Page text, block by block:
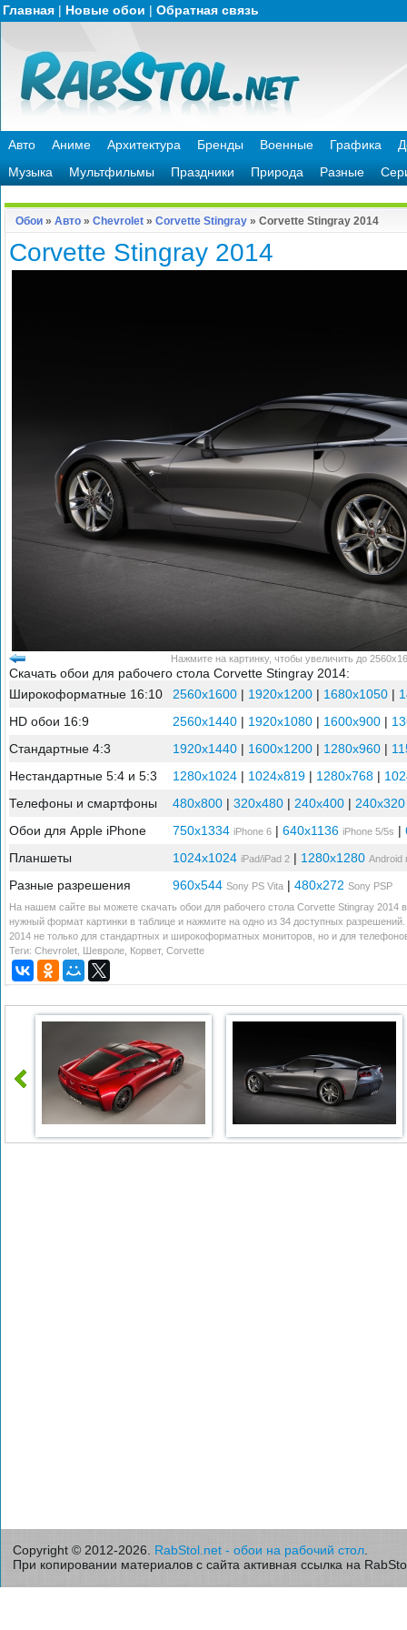
Главная | Новые обои | Обратная связь
Авто Аниме Архитектура Бренды Военные Графика
Музыка
Мультфильмы Праздники Природа Разные
Обои » Авто » Chevrolet » Corvette Stingray » Corvette Stingray 2014
Corvette Stingray 2014
Нажмите на картинку, чтобы увеличить до
Скачать обои для рабочего стола Corvette Stingray 2014:
Широкоформатные 16:10
2560x1600 | 1920x1200 | 1680x1050 |
HD обои 16:9
2560x1440 | 1920x1080 | 1600x900 |
Стандартные 4:3
1920x1440 | 1600x1200 | 1280x960 |
Нестандартные 5:4 и 5:3
1280x1024 | 1024x819 | 1280x768 |
Телефоны и смартфоны
480x800 | 320x480 | 240x400 | 240x320
Обои для Apple iPhone
750x1334 iPhone 6 | 640x1136 iPhone 5/5s |
Планшеты
1024x1024 iPad/iPad 2 | 1280x1280 Android
Разные разрешения 960x544 Sony PS Vita | 480x272 Sony PSP
На нашем сайте вы можете скачать обои для рабочего стола Corvette Stingray 2014
нужный формат картинки в таблице и нажмите на одно из 34 доступных
2014 не только для стандартных и широкоформатных мониторов, но и для
Теги: Chevrolet Шевроле Корвет, Corvette
Copyright © 2012-2026. RabStol.net - обои на рабочий стол
При копировании материалов с сайта активная ссылка на